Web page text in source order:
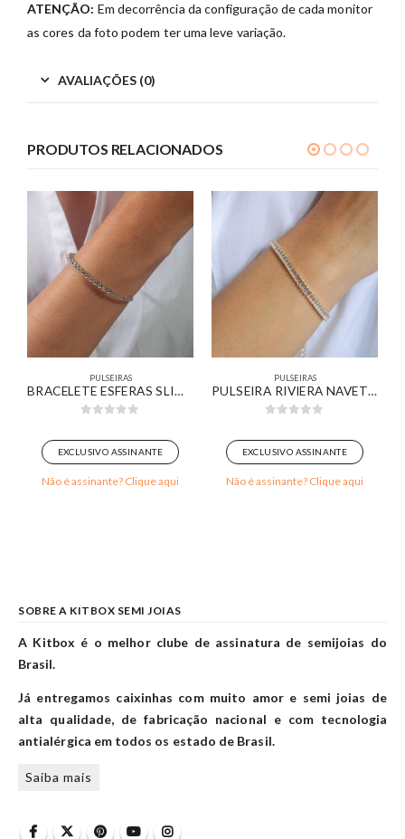
ATENÇÃO: Em decorrência da configuração de cada monitor
as cores da foto podem ter uma leve variação.
AVALIAÇÕES (0)
PRODUTOS RELACIONADOS
PULSEIRAS
BRACELETE ESFERAS SLIM BANHADO EM OURO BRANCO
EXCLUSIVO ASSINANTE
Não é assinante? Clique aqui
PULSEIRAS
PULSEIRA RIVIERA NAVETES CRISTAIS BANHADO EM OURO 18K
EXCLUSIVO ASSINANTE
Não é assinante? Clique aqui
SOBRE A KITBOX SEMI JOIAS
A Kitbox é o melhor clube de assinatura de semijoias do
Brasil.
Já entregamos caixinhas com muito amor e semi joias de
alta qualidade, de fabricação nacional e com tecnologia
antialérgica em todos os estado de Brasil.
Saiba mais